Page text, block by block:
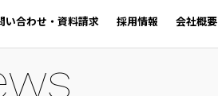
い合わせ・資料請求 採用情報 会社概要